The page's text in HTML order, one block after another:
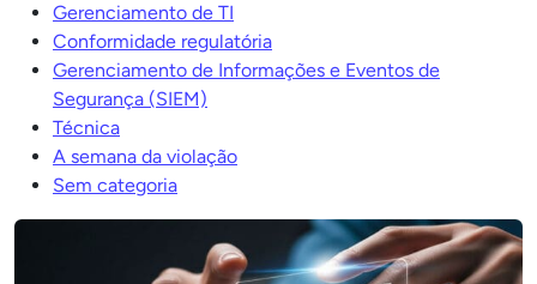
Gerenciamento de TI
Conformidade regulatória
Gerenciamento de Informações e Eventos de
Segurança (SIEM)
Técnica
A semana da violação
Sem categoria